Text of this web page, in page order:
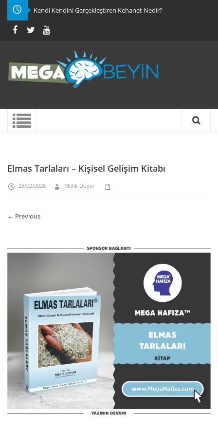
Kendi Kendini Gerçekleştiren Kehanet Nedir?
Elmas Tarlaları – Kişisel Gelişim Kitabı
25/02/2026 Melik Duyar
← Previous